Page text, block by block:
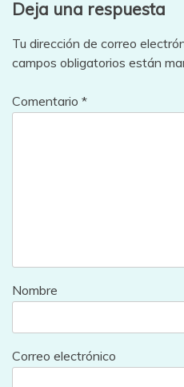
Deja una respuesta
Tu dirección de correo
campos obligatorios están
Comentario *
Nombre
Correo electrónico